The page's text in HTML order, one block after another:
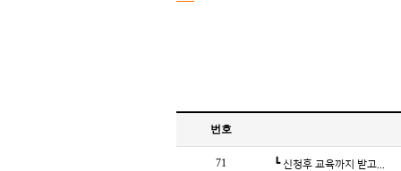
번호
71 ┗신청후 교육까지 받고...